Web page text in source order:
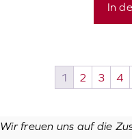
In
1 2 3 4
Wir freuen uns auf die